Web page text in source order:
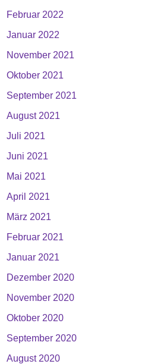
Februar 2022
Januar 2022
November 2021
Oktober 2021
September 2021
August 2021
Juli 2021
Juni 2021
Mai 2021
April 2021
März 2021
Februar 2021
Januar 2021
Dezember 2020
November 2020
Oktober 2020
September 2020
August 2020